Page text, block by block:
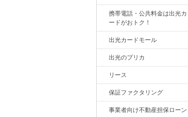
携帯電話・公共料金は出光カ
ードがおトク！
出光カードモール
出光のプリカ
リース
保証ファクタリング
事業者向け不動産担保ローン